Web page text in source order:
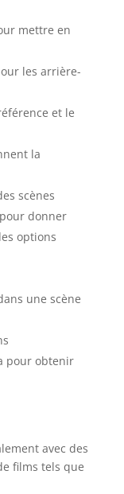
mettre en
les arrière-
et le
la
scènes
donner
options
une scène
pour obtenir
avec des
films tels que